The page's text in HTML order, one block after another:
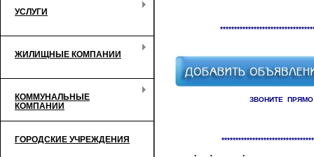
УСЛУГИ
ЖИЛИЩНЫЕ КОМПАНИИ
КОММУНАЛЬНЫЕ
КОМПАНИИ
ГОРОДСКИЕ УЧРЕЖДЕНИЯ
ЗВОНИТЕ